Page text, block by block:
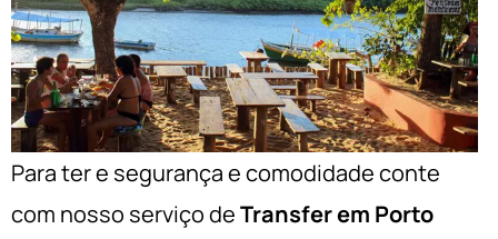
Para ter e segurança e comodidade conte
com nosso serviço deTransfer em Porto